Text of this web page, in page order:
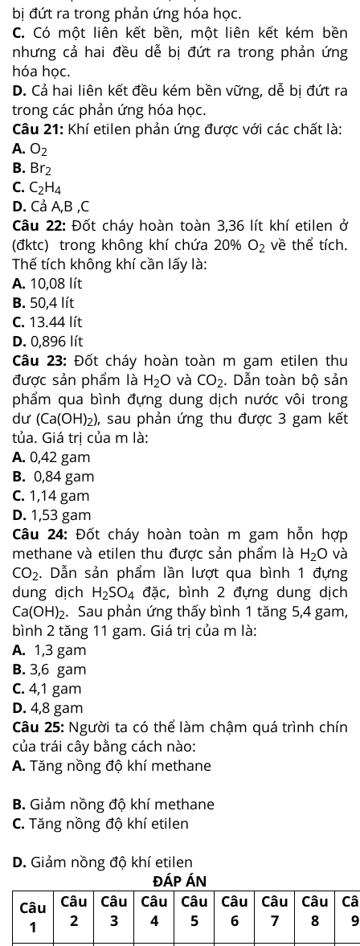
bị đứt ra trong phản ứng hóa học.
C. Có một liên kết bền, một liên kết kém bền
nhưng cả hai đều dễ bị đứt ra trong phản ứng
hóa học.
D. Cả hai liên kết đều kém bền vững, dễ bị đứt ra
trong các phản ứng hóa học.
Câu 21: Khí etilen phản ứng được với các chất là:
A. O2
B. Br2
C. C2H4
D. Cả A,B ,C
Câu 22: Đốt cháy hoàn toàn 3,36 lít khí etilen ở
(đktc) trong không khí chứa 20% O2 về thể tích.
Thế tích không khí cần lấy là:
A. 10,08 lít
B. 50,4 lít
C. 13.44 lít
D. 0,896 lít
Câu 23: Đốt cháy hoàn toàn m gam etilen thu
được sản phẩm là H2O và CO2. Dẫn toàn bộ sản
phẩm qua bình đựng dung dịch nước vôi trong
dư (Ca(OH)2), sau phản ứng thu được 3 gam kết
tủa. Giá trị của m là:
A. 0,42 gam
B. 0,84 gam
C. 1,14 gam
D. 1,53 gam
Câu 24: Đốt cháy hoàn toàn m gam hỗn hợp
methane và etilen thu được sản phẩm là H2O và
CO2. Dẫn sản phẩm lần lượt qua bình 1 đựng
dung dịch H2SO4
đặc, bình 2 đựng dung dịch
Ca(OH)2. Sau phản ứng thấy bình 1 tăng 5,4 gam,
bình 2 tăng 11 gam. Giá trị của m là:
A. 1,3 gam
B. 3,6 gam
C. 4,1 gam
D. 4,8 gam
Câu 25: Người ta có thể làm chậm quá trình chín
của trái cây bằng cách nào:
A. Tăng nồng độ khí methane
B. Giảm nồng độ khí methane
C. Tăng nồng độ khí etilen
D. Giảm nồng độ khí etilen
ĐÁP ÁN
Câu
1
Câu
2
Câu
3
Câu
4
Câu
5
Câu
6
Câu
7
Câu
8
9